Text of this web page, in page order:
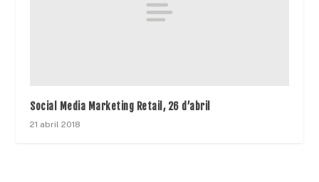
Social Media Marketing Retail, 26 d’abril
21 abril 2018